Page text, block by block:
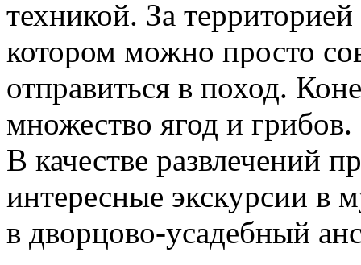
техникой. За
котором можно просто
отправиться в поход.
множество ягод и грибов.
В качестве развлечений
интересные экскурсии в
в дворцово-усадебный